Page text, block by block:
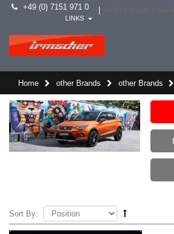
+49 (0) 7151 971 0
LINKS
Home other Brands other Brands
Sort By: